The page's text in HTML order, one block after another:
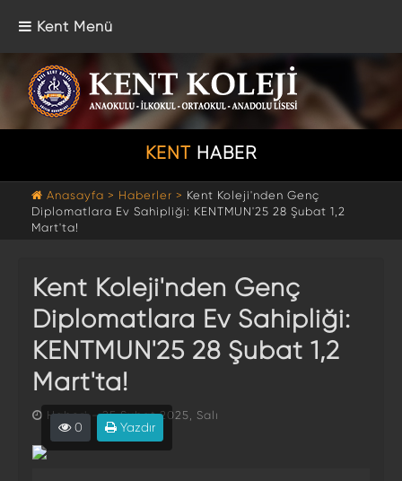
Kent Menü
KENT HABER
Anasayfa > Haberler > Kent Koleji'nden Genç
Diplomatlara Ev Sahipliği: KENTMUN'25 28 Şubat 1,2
Mart'ta!
Kent Koleji'nden Genç
Diplomatlara Ev Sahipliği:
KENTMUN'25 28 Şubat 1,2
Mart'ta!
Haberi - 25 Şubat 2025, Salı
0 Yazdır